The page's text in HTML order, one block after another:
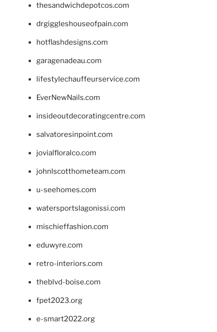
thesandwichdepotcos.com
drgiggleshouseofpain.com
hotflashdesigns.com
garagenadeau.com
lifestylechauffeurservice.com
EverNewNails.com
insideoutdecoratingcentre.com
salvatoresinpoint.com
jovialfloralco.com
johnlscotthometeam.com
u-seehomes.com
watersportslagonissi.com
mischieffashion.com
eduwyre.com
retro-interiors.com
theblvd-boise.com
fpet2023.org
e-smart2022.org